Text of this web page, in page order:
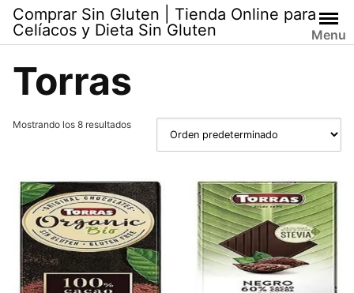
Skip
content
Comprar Sin Gluten | Tienda Online para
Celíacos y Dieta Sin Gluten
Menu
Torras
Mostrando los 8 resultados